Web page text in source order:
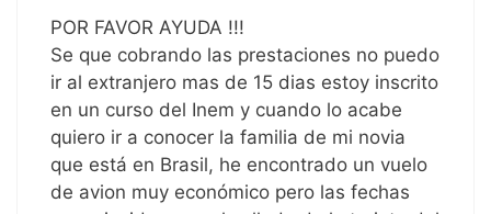
POR FAVOR AYUDA !!!
Se que cobrando las prestaciones no puedo
ir al extranjero mas de 15 dias estoy inscrito
en un curso del Inem y cuando lo acabe
quiero ir a conocer la familia de mi novia
que está en Brasil, he encontrado un vuelo
de avion muy económico pero las fechas